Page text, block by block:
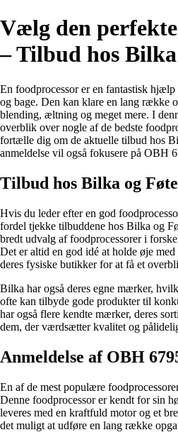
Vælg den
– Tilbud hos
En foodprocessor er en fantastisk
og bage. Den kan klare en lang række
blending, æltning og meget mere. I
overblik over nogle af de bedste
fortælle dig om de aktuelle tilbud hos
anmeldelse vil også fokusere på OBH
Tilbud hos Bilka og
Hvis du leder efter en god
fordel tjekke tilbuddene hos Bilka og
bredt udvalg af foodprocessorer i
Det er altid en god idé at holde øje
deres fysiske butikker for at få et
Bilka har også deres egne mærker,
ofte kan tilbyde gode produkter til
har også flere kendte mærker, deres
dem, der værdsætter kvalitet og
Anmeldelse af OBH
En af de mest populære
Denne foodprocessor er kendt for sin
leveres med en kraftfuld motor og et
det muligt at udføre en lang række